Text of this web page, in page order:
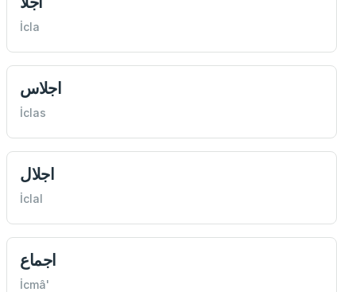
İcla
اجلاس
İclas
اجلال
İclal
اجماع
İcmâ'